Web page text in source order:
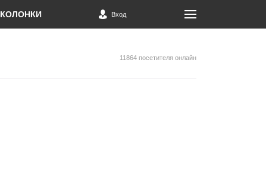
КОЛОНКИ Вход
11864 посетителя онлайн